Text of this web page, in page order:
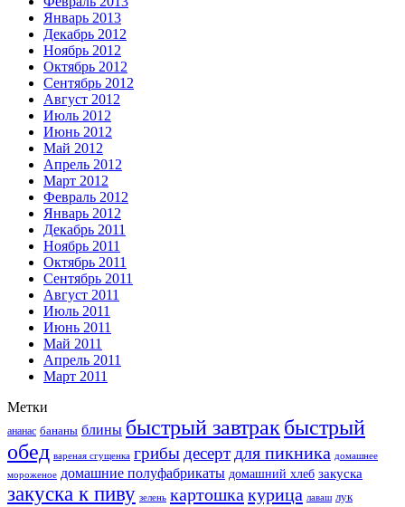
Январь 2013
Декабрь 2012
Ноябрь 2012
Октябрь 2012
Сентябрь 2012
Август 2012
Июль 2012
Июнь 2012
Май 2012
Апрель 2012
Март 2012
Февраль 2012
Январь 2012
Декабрь 2011
Ноябрь 2011
Октябрь 2011
Сентябрь 2011
Август 2011
Июль 2011
Июнь 2011
Май 2011
Апрель 2011
Март 2011
Метки
ананас бананы блины быстрый завтрак быстрый
обед вареная сгущенка грибы десерт для пикника домашнее
мороженое домашние полуфабрикаты домашний хлеб закуска
закуска к пиву зелень картошка курица лаваш лук